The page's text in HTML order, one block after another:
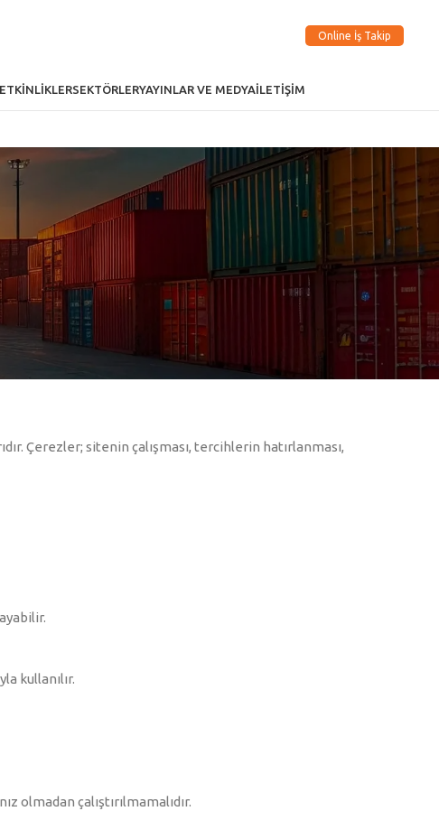
Online İş Takip
SEKTÖRLERYAYINLAR VE MEDYAİLETIŞIM
Çerezler; sitenin çalışması, tercihlerin hatırlanması,
kullanılır.
olmadan çalıştırılmamalıdır.